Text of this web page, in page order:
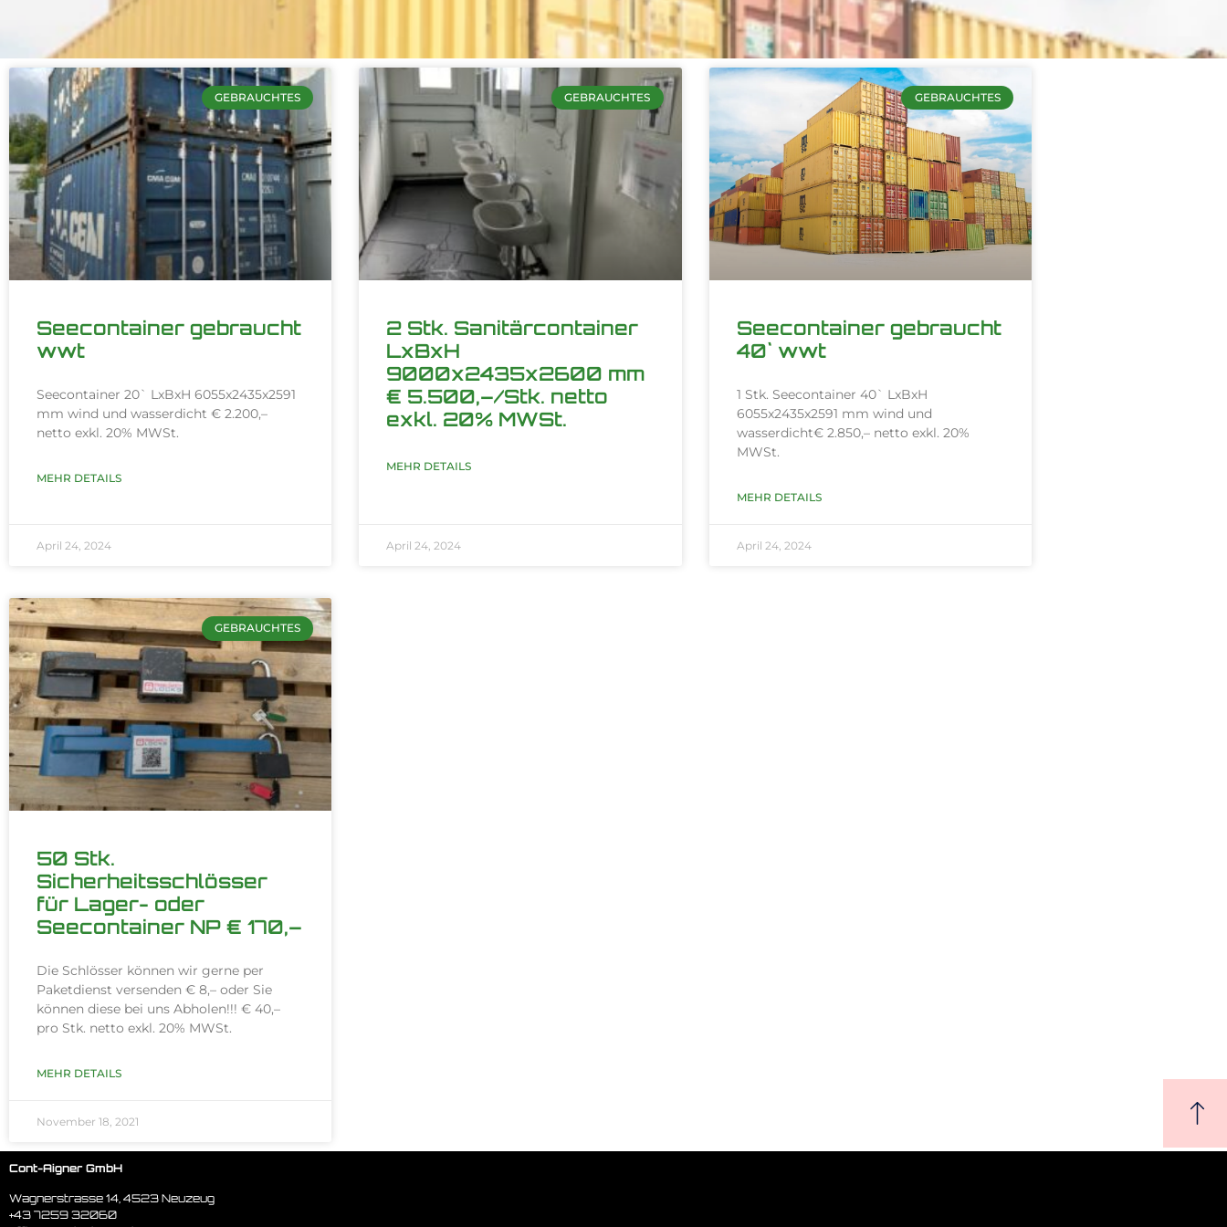
GEBRAUCHTES
Seecontainer gebraucht
wwt
Seecontainer 20` LxBxH 6055x2435x2591
mm wind und wasserdicht € 2.200,–
netto exkl. 20% MWSt.
MEHR DETAILS
April 24, 2024
GEBRAUCHTES
2 Stk. Sanitärcontainer
LxBxH
9000x2435x2600 mm
€ 5.500,–/Stk. netto
exkl. 20% MWSt.
MEHR DETAILS
April 24, 2024
GEBRAUCHTES
Seecontainer gebraucht
40` wwt
1 Stk. Seecontainer 40` LxBxH
6055x2435x2591 mm wind und
wasserdicht€ 2.850,– netto exkl. 20%
MWSt.
MEHR DETAILS
April 24, 2024
GEBRAUCHTES
50 Stk.
Sicherheitsschlösser
für Lager- oder
Seecontainer NP € 170,–
Die Schlösser können wir gerne per
Paketdienst versenden € 8,– oder Sie
können diese bei uns Abholen!!! € 40,–
pro Stk. netto exkl. 20% MWSt.
MEHR DETAILS
November 18, 2021
Cont-Aigner GmbH
Wagnerstrasse 14, 4523 Neuzeug
+43 7259 32060